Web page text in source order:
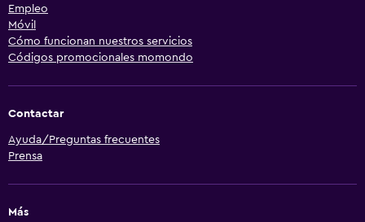
Empleo
Móvil
Cómo funcionan nuestros servicios
Códigos promocionales momondo
Contactar
Ayuda/Preguntas frecuentes
Prensa
Más